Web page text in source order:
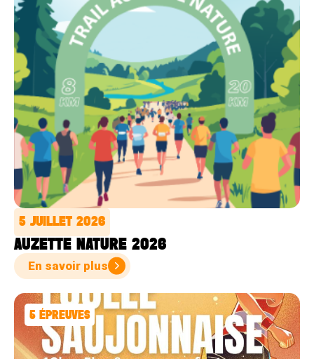
5 JUILLET 2026
AUZETTE NATURE 2026
En savoir plus
5 ÉPREUVES